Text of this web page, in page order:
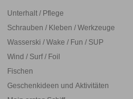
Unterhalt / Pflege
Schrauben / Kleben / Werkzeuge
Wasserski / Wake / Fun / SUP
Wind / Surf / Foil
Fischen
Geschenkideen und Aktivitäten